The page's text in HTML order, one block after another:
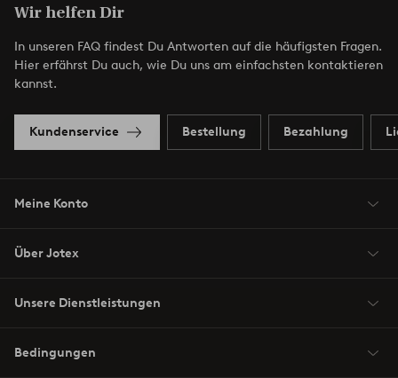
Wir helfen Dir
In unseren FAQ findest Du Antworten auf die häufigsten Fragen.
Hier erfährst Du auch, wie Du uns am einfachsten kontaktieren
kannst.
Kundenservice Bestellung Bezahlung
Meine Konto
Über Jotex
Unsere Dienstleistungen
Bedingungen